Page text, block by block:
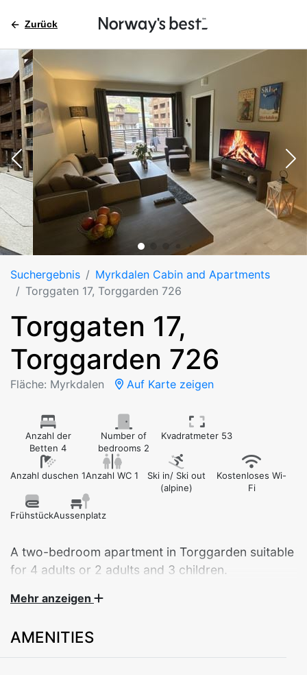
Zurück
Suchergebnis
Myrkdalen Cabin and Apartments
Torggaten 17, Torggarden 726
Torggaten 17,
Torggarden 726
Fläche: Myrkdalen Auf Karte zeigen
Anzahl der
Betten 4
Number of
bedrooms 2
Kvadratmeter 53
Anzahl duschen 1Anzahl WC 1
Ski in/ Ski out
(alpine)
Kostenloses Wi-
Fi
FrühstückAussenplatz
A two-bedroom apartment in Torggarden suitable
for 4 adults or 2 adults and 3 children.
Central apartment by Myrkdalen Hotel – your perfect
Stay in the heart of beautiful Myrkdalen, with walking
Mehr anzeigen
AMENITIES